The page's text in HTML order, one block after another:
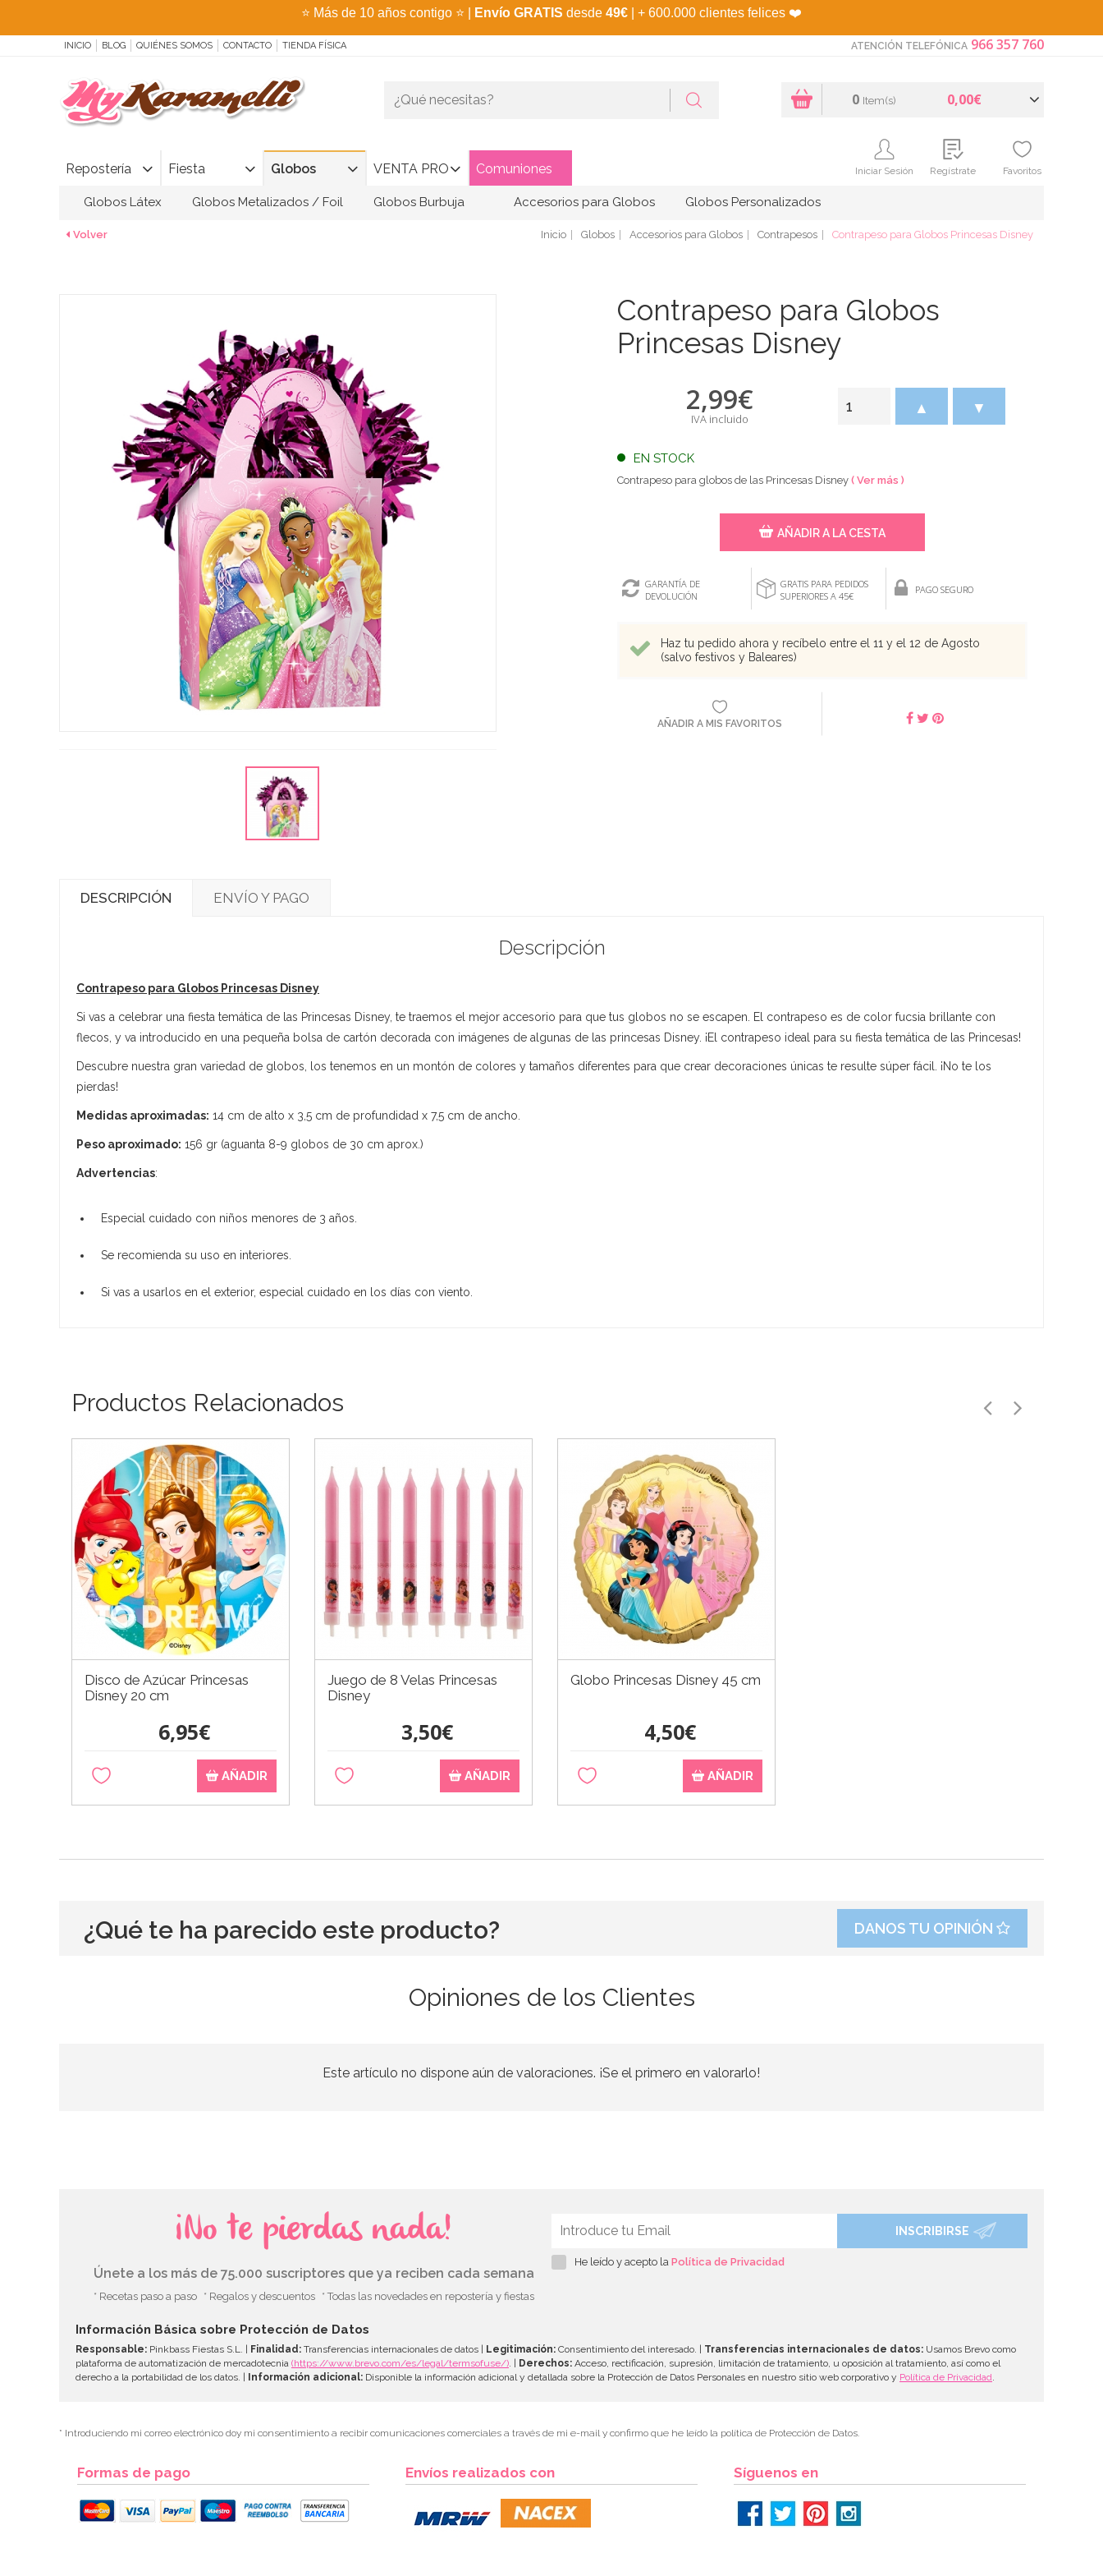
⭐ Más de 10 años contigo ⭐ Envío GRATIS desde 49€ | + 600.000 clientes felices ❤️
INICIO BLOG QUIÉNES SOMOS CONTACTO TIENDA FÍSICA ATENCIÓN TELEFÓNICA 966 357 760
Repostería Fiesta Globos VENTA PRO Comuniones
0 Item(s) 0,00€
Iniciar Sesión Regístrate Favoritos
Globos Látex Globos Metalizados / Foil Globos Burbuja Accesorios para Globos Globos Personalizados
Volver Inicio Globos Accesorios para Globos Contrapesos Contrapeso para Globos Princesas Disney
Contrapeso para Globos
Princesas Disney
2,99€
IVA incluido
EN STOCK
▲ ▼
Contrapeso para globos de las Princesas Disney ( Ver más )
AÑADIR A LA CESTA
GARANTÍA DE
DEVOLUCIÓN
GRATIS PARA PEDIDOS
SUPERIORES A 45€
PAGO SEGURO
Haz tu pedido ahora y recíbelo entre el 11 y el 12 de Agosto
(salvo festivos y Baleares)
AÑADIR A MIS FAVORITOS
DESCRIPCIÓN ENVÍO Y PAGO
Descripción
Contrapeso para Globos Princesas Disney
Si vas a celebrar una fiesta temática de las Princesas Disney, te traemos el mejor accesorio para que tus globos no se escapen. El contrapeso es de color fucsia brillante con
flecos, y va introducido en una pequeña bolsa de cartón decorada con imágenes de algunas de las princesas Disney. ¡El contrapeso ideal para su fiesta temática de las Princesas!
Descubre nuestra gran variedad de globos, los tenemos en un montón de colores y tamaños diferentes para que crear decoraciones únicas te resulte súper fácil. ¡No te los
pierdas!
Medidas aproximadas: 14 cm de alto x 3,5 cm de profundidad x 7,5 cm de ancho.
Peso aproximado: 156 gr (aguanta 8-9 globos de 30 cm aprox.)
Advertencias:
Especial cuidado con niños menores de 3 años.
Se recomienda su uso en interiores.
Si vas a usarlos en el exterior, especial cuidado en los días con viento.
Productos Relacionados
Disco de Azúcar Princesas
Disney 20 cm
6,95€
AÑADIR
Juego de 8 Velas Princesas
Disney
3,50€
AÑADIR
Globo Princesas Disney 45 cm
4,50€
AÑADIR
¿Qué te ha parecido este producto? DANOS TU OPINIÓN
Opiniones de los Clientes
Este artículo no dispone aún de valoraciones. ¡Se el primero en valorarlo!
¡No te pierdas nada!
Únete a los más de 75.000 suscriptores que ya reciben cada semana
* Recetas paso a paso * Regalos y descuentos * Todas las novedades en repostería y fiestas
INSCRIBIRSE
He leído y acepto la Política de Privacidad
Información Básica sobre Protección de Datos
Responsable: Pinkbass Fiestas S.L. | Finalidad: Transferencias internacionales de datos | Legitimación: Consentimiento del interesado. | Transferencias internacionales de datos: Usamos Brevo como
plataforma de automatización de mercadotecnia (https://www.brevo.com/es/legal/termsofuse/) . | Derechos: Acceso, rectificación, supresión, limitación de tratamiento, u oposición al tratamiento, así como el
derecho a la portabilidad de los datos. | Información adicional: Disponible la información adicional y detallada sobre la Protección de Datos Personales en nuestro sitio web corporativo y Política de Privacidad
* Introduciendo mi correo electrónico doy mi consentimiento a recibir comunicaciones comerciales a través de mi e-mail y confirmo que he leído la política de Protección de Datos.
Formas de pago Envíos realizados con Síguenos en